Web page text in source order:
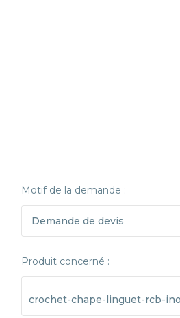
Motif de la demande :
Produit concerné :